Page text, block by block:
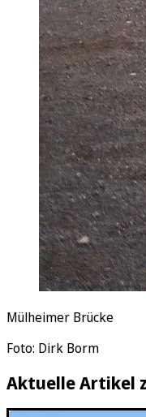
Mülheimer Brücke
Foto: Dirk Borm
Aktuelle Artikel